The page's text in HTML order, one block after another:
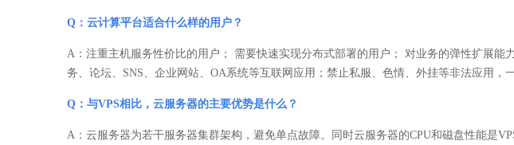
Q：云计算平台适合什么样的用户？
A：注重主机服务性价比的用户； 需要快速实现分布式部署的用户； 对业务的弹性扩展
务、论坛、SNS、企业网站、OA系统等互联网应用；禁止私服、色情、外挂等非法应用，
Q：与VPS相比，云服务器的主要优势是什么？
A：云服务器为若干服务器集群架构，避免单点故障。同时云服务器的CPU和磁盘性能是